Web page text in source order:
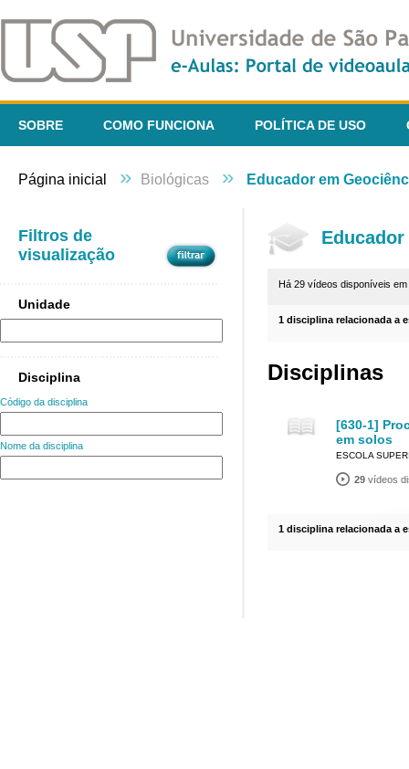
SOBRE COMO FUNCIONA POLÍTICA DE USO
Página inicial » Biológicas » Educador em
Filtros de
visualização
Unidade
Disciplina
Código da disciplina
Nome da disciplina
Há 29 vídeos disponíveis em
1 disciplina relacionada a
Disciplinas
[630-1]
em solos
ESCOLA
29 vídeos
1 disciplina relacionada a